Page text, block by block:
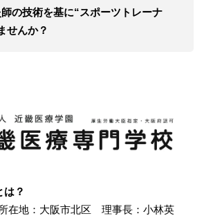
の技術を基に“スポーツトレーナ
せんか？
は？
在地：大阪市北区 理事長：小林英